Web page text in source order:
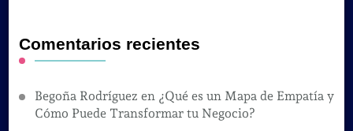
Comentarios recientes
Begoña Rodríguez en ¿Qué es un Mapa de Empatía y
Cómo Puede Transformar tu Negocio?